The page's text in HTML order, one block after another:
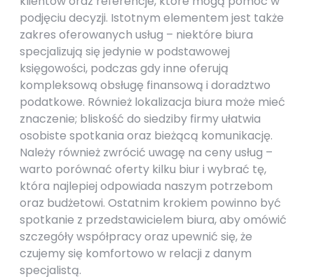
podjęciu decyzji. Istotnym elementem jest także
zakres oferowanych usług – niektóre biura
specjalizują się jedynie w podstawowej
księgowości, podczas gdy inne oferują
kompleksową obsługę finansową i doradztwo
podatkowe. Również lokalizacja biura może mieć
znaczenie; bliskość do siedziby firmy ułatwia
osobiste spotkania oraz bieżącą komunikację.
Należy również zwrócić uwagę na ceny usług –
warto porównać oferty kilku biur i wybrać tę,
która najlepiej odpowiada naszym potrzebom
oraz budżetowi. Ostatnim krokiem powinno być
spotkanie z przedstawicielem biura, aby omówić
szczegóły współpracy oraz upewnić się, że
czujemy się komfortowo w relacji z danym
specjalistą.